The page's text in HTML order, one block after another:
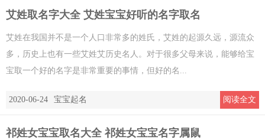
艾姓取名字大全 艾姓宝宝好听的名字取名
艾姓在我国并不是一个人口非常多的姓氏，艾姓的起源久远，源流众
多，历史上也有一些艾姓艾历史名人。对于很多父母来说，能够给宝
宝取一个好的名字是非常重要的事情，但好的名...
2020-06-24 宝宝起名 阅读全文
祁姓女宝宝取名大全 祁姓女宝宝名字属鼠